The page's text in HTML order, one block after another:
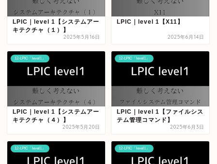
LPIC｜level 1【システムアー
キテクチャ（１）】
2025年5月16日
LPIC｜level 1【X11】
2025年6月14日
12-LPIC「level1」
LPIC｜level 1【システムアー
キテクチャ（４）】
2025年5月20日
12-LPIC「level1」
LPIC｜level 1【ファイルシス
テム管理コマンド】
2025年6月3日
12-LPIC「level1」 12-LPIC「level1」